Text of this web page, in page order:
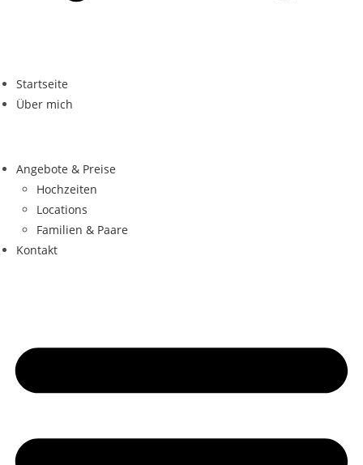
Startseite
Über mich
Angebote & Preise
Hochzeiten
Locations
Familien & Paare
Kontakt